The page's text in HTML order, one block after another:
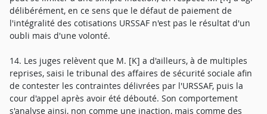
délibérément, en ce sens que le défaut de paiement de
l'intégralité des cotisations URSSAF n'est pas le résultat d'un
oubli mais d'une volonté.
14. Les juges relèvent que M. [K] a d'ailleurs, à de multiples
reprises, saisi le tribunal des affaires de sécurité sociale afin
de contester les contraintes délivrées par l'URSSAF, puis la
cour d'appel après avoir été débouté. Son comportement
s'analyse ainsi, non comme une inaction, mais comme des